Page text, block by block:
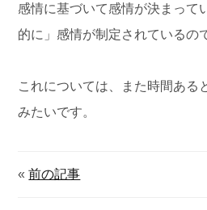
感情に基づいて感情が決まって
的に」感情が制定されているの
これについては、また時間ある
みたいです。
«前の記事